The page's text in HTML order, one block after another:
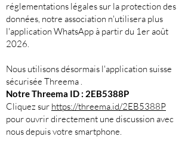
réglementations légales sur la protection des
données, notre association n'utilisera plus
l'application WhatsApp à partir du 1er août
2026.
Nous utilisons désormais l'application suisse
sécurisée Threema .
Notre Threema ID : 2EB5388P
Cliquez sur https://threema.id/2EB5388P
pour ouvrir directement une discussion avec
nous depuis votre smartphone.